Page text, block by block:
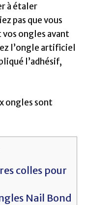
à étaler
pas que vous
ongles avant
l’ongle artificiel
l’adhésif,
ongles sont
colles pour
Nail Bond